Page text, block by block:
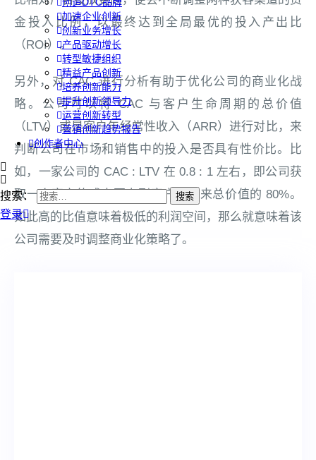
加速企业创新
创新业务增长
产品驱动增长
转型敏捷组织
精益产品创新
培养创新能力
提升创新领导力
运营创新转型
营销创新趋势报告
创作者中心
搜索：
登录
金投入比例，以最终达到全局最优的投入产出比
（ROI）。
另外，对 CAC 进行分析有助于优化公司的商业化战
略。公司可以将 CAC 与客户生命周期的总价值
（LTV）或是客户年经常性收入（ARR）进行对比，来
判断公司在市场和销售中的投入是否具有性价比。比
如，一家公司的 CAC : LTV 在 0.8 : 1 左右，即公司获
取一个客户的成本要占到客户能带来总价值的 80%。
如此高的比值意味着极低的利润空间，那么就意味着该
公司需要及时调整商业化策略了。